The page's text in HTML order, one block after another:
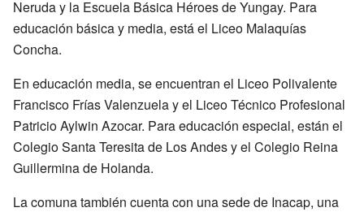
Neruda y la Escuela Básica Héroes de Yungay. Para
educación básica y media, está el Liceo Malaquías
Concha.
En educación media, se encuentran el Liceo Polivalente
Francisco Frías Valenzuela y el Liceo Técnico Profesional
Patricio Aylwin Azocar. Para educación especial, están el
Colegio Santa Teresita de Los Andes y el Colegio Reina
Guillermina de Holanda.
La comuna también cuenta con una sede de Inacap, una